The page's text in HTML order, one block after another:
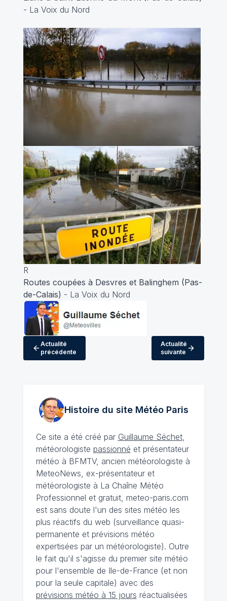
- La Voix du Nord
R
Routes coupées à Desvres et Balinghem (Pas-
de-Calais) - La Voix du Nord
Actualité
précédente
Actualité
suivante
Histoire du site MétéoParis
Ce site a été créé par Guillaume Séchet,
météorologiste passionné et présentateur
météo à BFMTV, ancien météorologiste à
MeteoNews, ex-présentateur et
météorologiste à La Chaîne Météo
Professionnel et gratuit, meteo-paris.com
est sans doute l'un des sites météo les
plus réactifs du web (surveillance quasi-
permanente et prévisions météo
expertisées par un météorologiste). Outre
le fait qu'il s'agisse du premier site météo
pour l'ensemble de Ile-de-France (et non
pour la seule capitale) avec des
prévisions météo à 15 jours réactualisées